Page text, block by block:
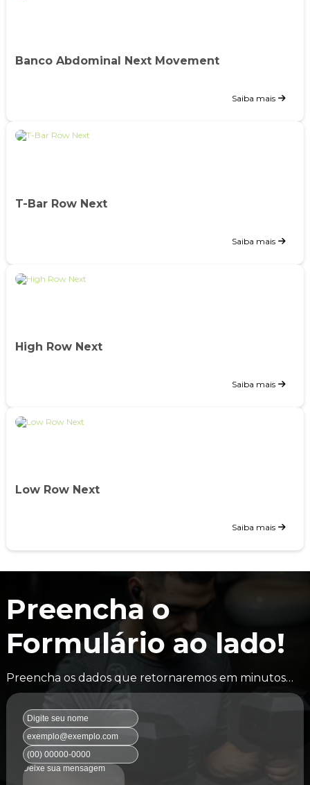
Banco Abdominal Next Movement
Saiba mais
T-Bar Row Next
Saiba mais
High Row Next
Saiba mais
Low Row Next
Saiba mais
Preencha o
Formulário ao lado!
Preencha os dados que retornaremos em minutos…